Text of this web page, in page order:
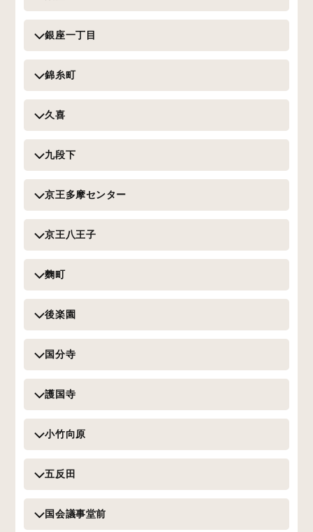
銀座一丁目
錦糸町
久喜
九段下
京王多摩センター
京王八王子
麴町
後楽園
国分寺
護国寺
小竹向原
五反田
国会議事堂前